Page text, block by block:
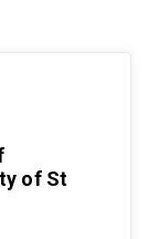
of St